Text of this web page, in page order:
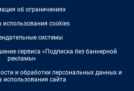
об ограничениях
использования cookies
системы
сервиса «Подписка без баннерной
рекламы»
и обработки персональных данных и
использования сайта